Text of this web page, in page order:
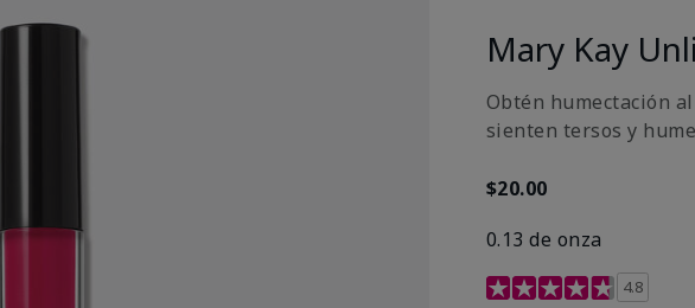
Mary Kay
Obtén humectación
sienten tersos y
$20.00
0.13 de onza
Calificación de clientes
4.8